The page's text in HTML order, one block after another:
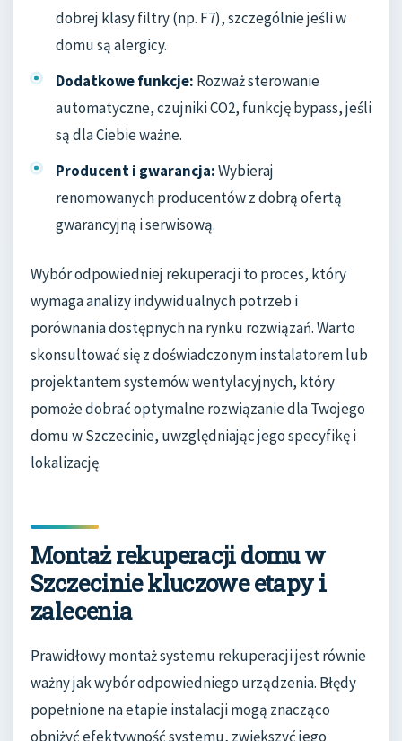
dobrej klasy filtry (np. F7), szczególnie jeśli w
domu są alergicy.
Dodatkowe funkcje: Rozważ sterowanie
automatyczne, czujniki CO2, funkcję bypass, jeśli
są dla Ciebie ważne.
Producent i gwarancja:Wybieraj
renomowanych producentów z dobrą ofertą
gwarancyjną i serwisową.
Wybór odpowiedniej rekuperacji to proces, który
wymaga analizy indywidualnych potrzeb i
porównania dostępnych na rynku rozwiązań. Warto
skonsultować się z doświadczonym instalatorem lub
projektantem systemów wentylacyjnych, który
pomoże dobrać optymalne rozwiązanie dla Twojego
domu w Szczecinie, uwzględniając jego specyfikę i
lokalizację.
Montaż rekuperacji domu w
Szczecinie kluczowe etapy i
zalecenia
Prawidłowy montaż systemu rekuperacji jest równie
ważny jak wybór odpowiedniego urządzenia. Błędy
popełnione na etapie instalacji mogą znacząco
obniżyć efektywność systemu, zwiększyć jego